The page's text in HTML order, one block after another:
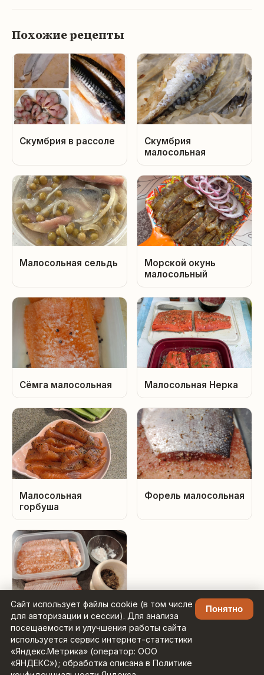
Сайт использует файлы cookie (в том числе
для авторизации и сессии). Для анализа
посещаемости и улучшения работы сайта
используется сервис интернет-статистики
«Яндекс.Метрика» (оператор: ООО
«ЯНДЕКС»); обработка описана в Политике
Понятно
Похожие рецепты
Скумбрия в рассоле
Скумбрия
малосольная
Малосольная сельдь
Морской окунь
малосольный
Сёмга малосольная Малосольная Нерка
Малосольная
горбуша
Форель малосольная
Семга малосольная